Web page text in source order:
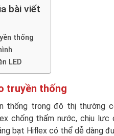
bài viết
thống
LED
truyền thống
thống trong đô thị thường
chống thấm nước, chịu lực
bạt Hiflex có thể dễ dàng